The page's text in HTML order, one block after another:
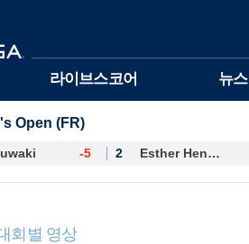
라이브스코어 뉴스
Open (FR)
-5 2 Esther Henseleit
회별 영상